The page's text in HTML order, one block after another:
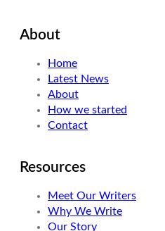
e
r
I
r
m
About
Home
Latest News
About
How we started
Contact
Resources
Meet Our Writers
Why We Write
Our Story